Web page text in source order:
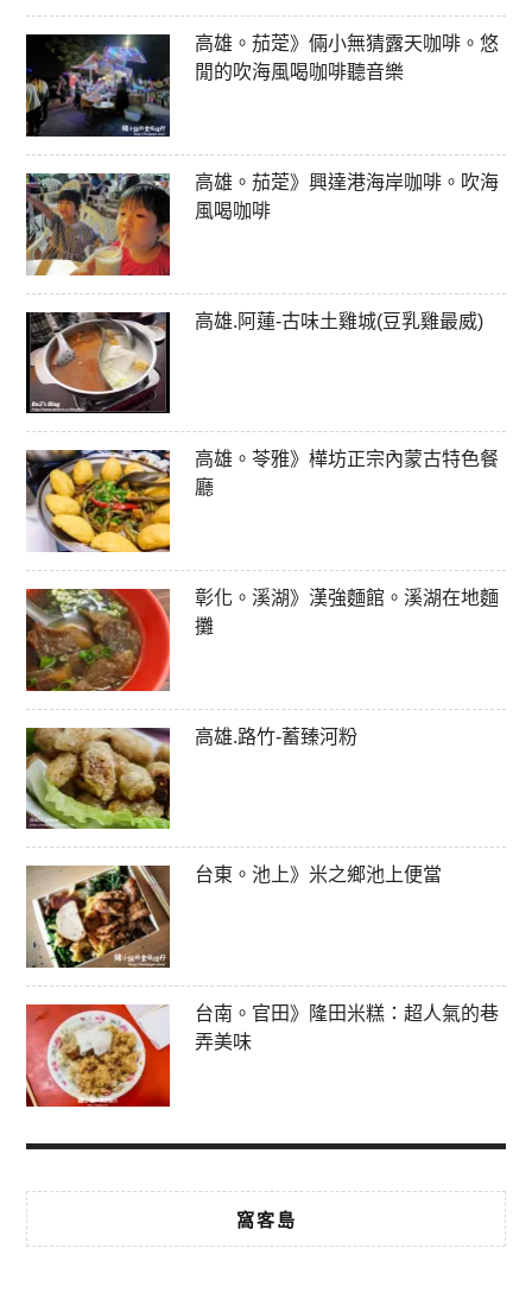
高雄。茄萣》倆小無猜露天咖啡。悠
閒的吹海風喝咖啡聽音樂
高雄。茄萣》興達港海岸咖啡。吹海
風喝咖啡
高雄.阿蓮-古味土雞城(豆乳雞最威)
高雄。苓雅》樺坊正宗內蒙古特色餐
廳
彰化。溪湖》漢強麵館。溪湖在地麵
攤
高雄.路竹-蓄臻河粉
台東。池上》米之鄉池上便當
台南。官田》隆田米糕：超人氣的巷
弄美味
窩客島